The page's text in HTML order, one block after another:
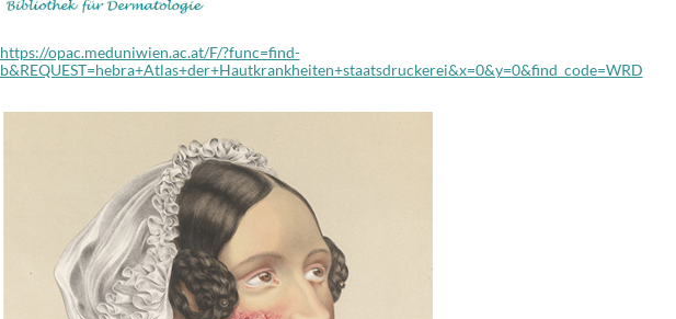
https://opac.meduniwien.ac.at/F/?func=find-
b&REQUEST=hebra+Atlas+der+Hautkrankheiten+staatsdruckerei&x=0&y=0&find_code=WRD